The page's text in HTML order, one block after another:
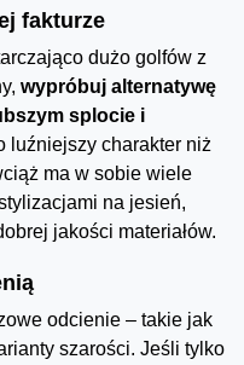
fakturze
dużo golfów z
wypróbuj alternatywę
splocie i
luźniejszy charakter niż
ma w sobie wiele
na jesień,
jakości materiałów.
odcienie – takie jak
szarości. Jeśli tylko